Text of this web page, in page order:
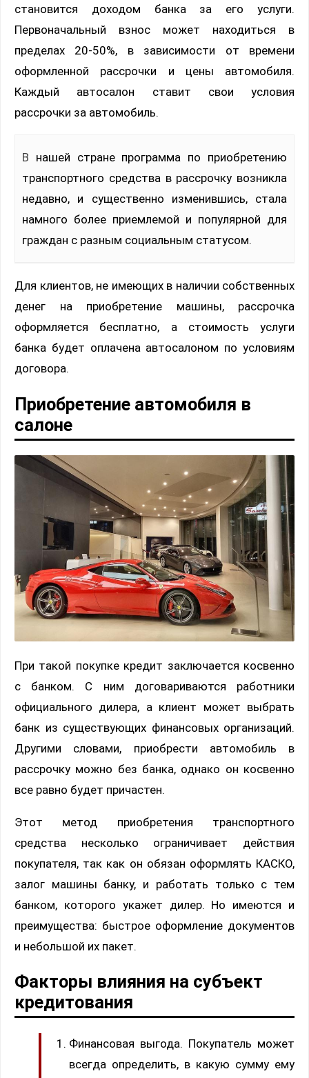
становится доходом банка за его услуги.
Первоначальный взнос может находиться в
пределах 20-50%, в зависимости от времени
оформленной рассрочки и цены автомобиля.
Каждый автосалон ставит свои условия
рассрочки за автомобиль.
В нашей стране программа по приобретению
транспортного средства в рассрочку возникла
недавно, и существенно изменившись, стала
намного более приемлемой и популярной для
граждан с разным социальным статусом.
Для клиентов, не имеющих в наличии собственных
денег на приобретение машины, рассрочка
оформляется бесплатно, а стоимость услуги
банка будет оплачена автосалоном по условиям
договора.
Приобретение автомобиля в
салоне
При такой покупке кредит заключается косвенно
с банком. С ним договариваются работники
официального дилера, а клиент может выбрать
банк из существующих финансовых организаций.
Другими словами, приобрести автомобиль в
рассрочку можно без банка, однако он косвенно
все равно будет причастен.
Этот метод приобретения транспортного
средства несколько ограничивает действия
покупателя, так как он обязан оформлять КАСКО,
залог машины банку, и работать только с тем
банком, которого укажет дилер. Но имеются и
преимущества: быстрое оформление документов
и небольшой их пакет.
Факторы влияния на субъект
кредитования
Финансовая выгода. Покупатель может
всегда определить, в какую сумму ему